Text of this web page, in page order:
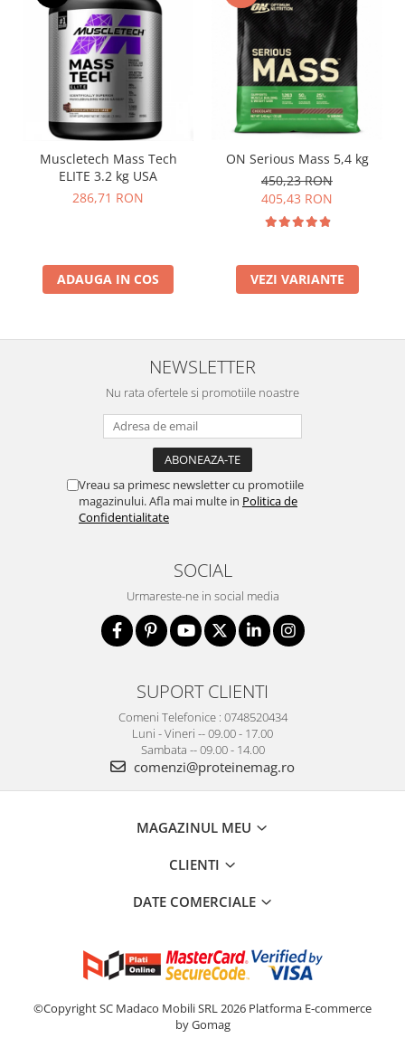
Muscletech Mass Tech
ELITE 3.2 kg USA
286,71 RON
ADAUGA IN COS
ON Serious Mass 5,4 kg
450,23 RON
405,43 RON
VEZI VARIANTE
NEWSLETTER
Nu rata ofertele si promotiile noastre
Vreau sa primesc newsletter cu promotiile
magazinului. Afla mai multe in Politica de
Confidentialitate
SOCIAL
Urmareste-ne in social media
SUPORT CLIENTI
Comeni Telefonice : 0748520434
Luni - Vineri -- 09.00 - 17.00
Sambata -- 09.00 - 14.00
comenzi@proteinemag.ro
MAGAZINUL MEU
CLIENTI
DATE COMERCIALE
©Copyright SC Madaco Mobili SRL 2026 Platforma E-commerce
by Gomag